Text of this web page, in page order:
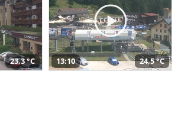
23,3 °C 13:10 24,5 °C